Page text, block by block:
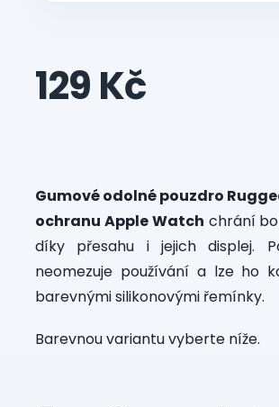
129 Kč
Gumové odolné pouzdro
ochranu Apple Watch chrání
díky přesahu i jejich displej.
neomezuje používání a lze ho
barevnými silikonovými řemínky.
Barevnou variantu vyberte níže.